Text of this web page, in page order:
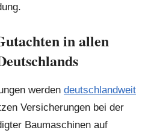
in allen
werden deutschlandweit
Versicherungen bei der
Baumaschinen auf